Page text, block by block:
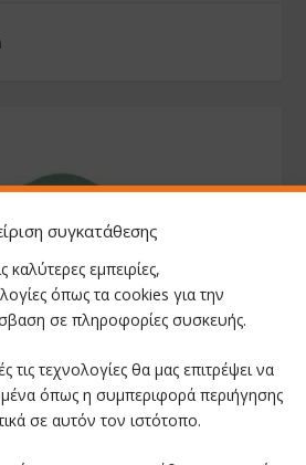
συγκατάθεσης
εμπειρίες,
όπως τα cookies για την
σε πληροφορίες συσκευής.
τεχνολογίες θα μας επιτρέψει να
όπως η συμπεριφορά περιήγησης
σε αυτόν τον ιστότοπο.